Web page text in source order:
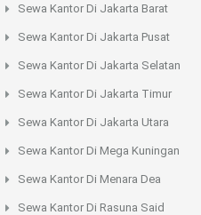
Sewa Kantor Di Jakarta Barat
Sewa Kantor Di Jakarta Pusat
Sewa Kantor Di Jakarta Selatan
Sewa Kantor Di Jakarta Timur
Sewa Kantor Di Jakarta Utara
Sewa Kantor Di Mega Kuningan
Sewa Kantor Di Menara Dea
Sewa Kantor Di Rasuna Said